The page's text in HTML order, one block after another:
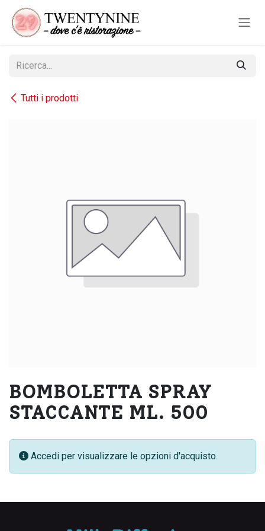
Passa al contenuto
Tutti i prodotti
BOMBOLETTA SPRAY
STACCANTE ML. 500
Accedi per visualizzare le opzioni d'acquisto.